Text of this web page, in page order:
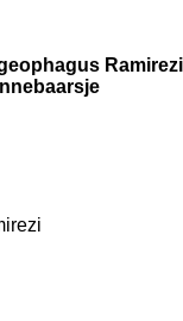
Ramirezi